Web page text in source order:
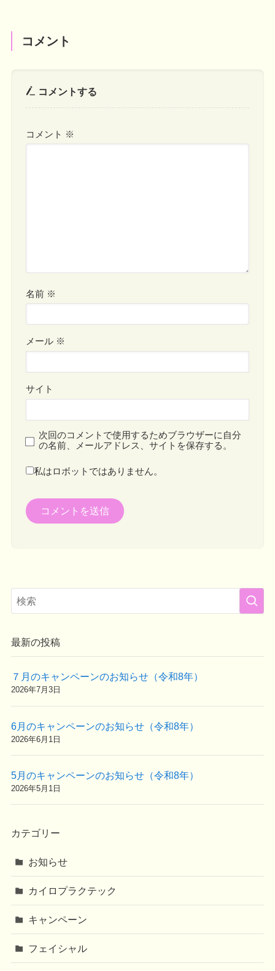
コメント
コメントする
コメント ※
名前 ※
メール ※
サイト
次回のコメントで使用するためブラウザーに自分
の名前、メールアドレス、サイトを保存する。
私はロボットではありません。
最新の投稿
７月のキャンペーンのお知らせ（令和8年）
2026年7月3日
6月のキャンペーンのお知らせ（令和8年）
2026年6月1日
5月のキャンペーンのお知らせ（令和8年）
2026年5月1日
カテゴリー
お知らせ
カイロプラクテック
キャンペーン
フェイシャル